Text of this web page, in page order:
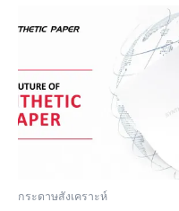
กระดาษสังเคราะห์